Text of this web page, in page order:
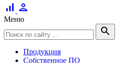
signal_cellular_alt person
Меню
search
Продукция
Собственное ПО